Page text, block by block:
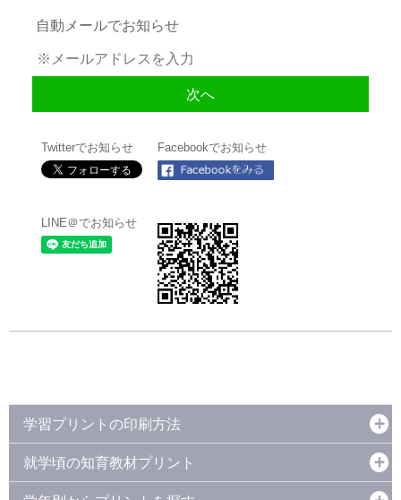
自動メールでお知らせ
Twitterでお知らせ Facebookでお知らせ
LINE＠でお知らせ
学習プリントの印刷方法
就学頃の知育教材プリント